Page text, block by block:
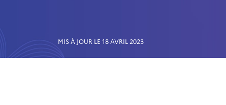
MIS À JOUR LE 18 AVRIL 2023